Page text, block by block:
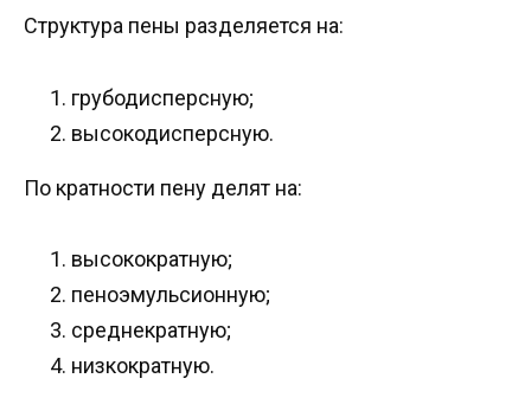
Структура пены разделяется на:
грубодисперсную;
высокодисперсную.
По кратности пену делят на:
высокократную;
пеноэмульсионную;
среднекратную;
низкократную.